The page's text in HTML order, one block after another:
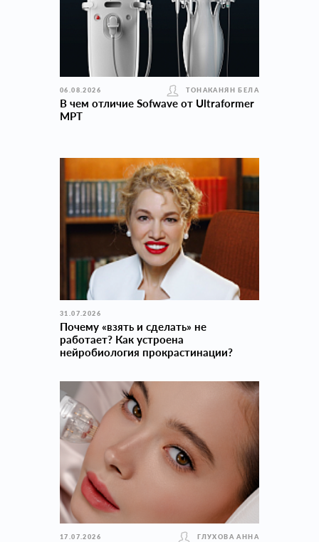
06.08.2026 ТОНАКАНЯН БЕЛА
В чем отличие Sofwave от Ultraformer
MPT
31.07.2026
Почему «взять и сделать» не
работает? Как устроена
нейробиология прокраcтинации?
17.07.2026 ГЛУХОВА АННА